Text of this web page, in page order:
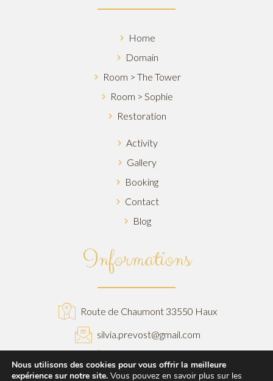
Home
Domain
Room > The Tower
Room > Sophie
Restoration
Activity
Gallery
Booking
Contact
Blog
Informations
Route de Chaumont 33550 Haux
silvia.prevost@gmail.com
Nous utilisons des cookies pour vous offrir la meilleure
expérience sur notre site. Vous pouvez en savoir plus sur les